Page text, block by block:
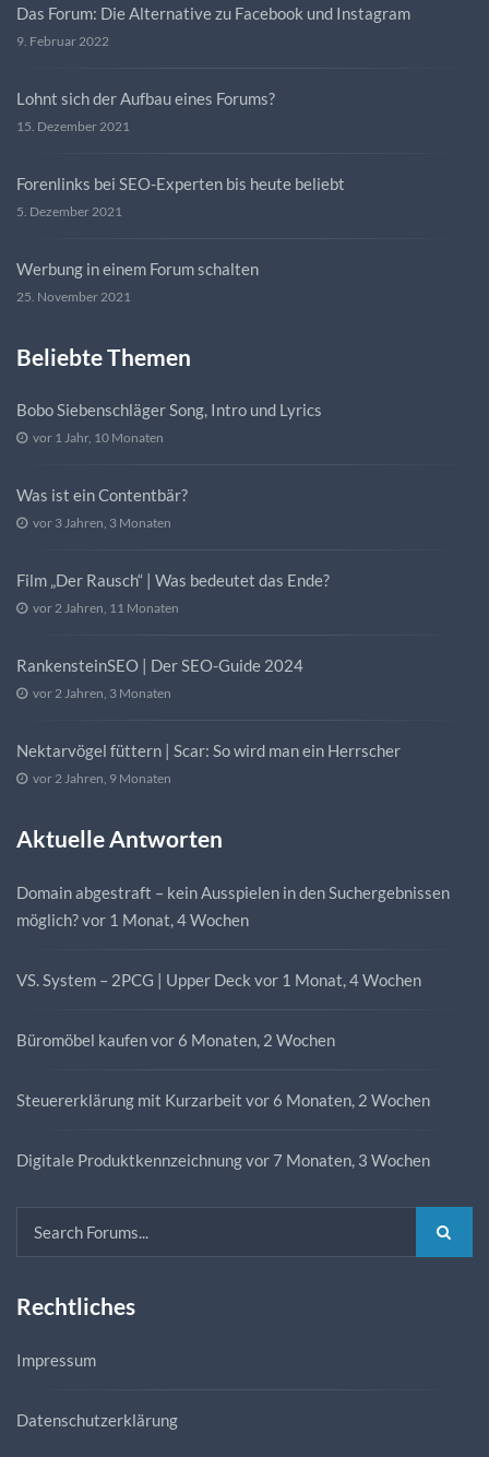
Das Forum: Die Alternative zu Facebook und Instagram
9. Februar 2022
Lohnt sich der Aufbau eines Forums?
15. Dezember 2021
Forenlinks bei SEO-Experten bis heute beliebt
5. Dezember 2021
Werbung in einem Forum schalten
25. November 2021
Beliebte Themen
Bobo Siebenschläger Song, Intro und Lyrics
vor 1 Jahr, 10 Monaten
Was ist ein Contentbär?
vor 3 Jahren, 3 Monaten
Film „Der Rausch“ | Was bedeutet das Ende?
vor 2 Jahren, 11 Monaten
RankensteinSEO | Der SEO-Guide 2024
vor 2 Jahren, 3 Monaten
Nektarvögel füttern | Scar: So wird man ein Herrscher
vor 2 Jahren, 9 Monaten
Aktuelle Antworten
Domain abgestraft – kein Ausspielen in den Suchergebnissen
möglich?vor 1 Monat, 4 Wochen
VS. System – 2PCG | Upper Deck vor 1 Monat, 4 Wochen
Büromöbel kaufenvor 6 Monaten, 2 Wochen
Steuererklärung mit Kurzarbeit vor 6 Monaten, 2 Wochen
Digitale Produktkennzeichnungvor 7 Monaten, 3 Wochen
Rechtliches
Impressum
Datenschutzerklärung